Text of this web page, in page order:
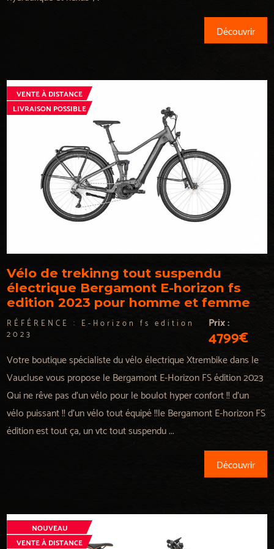
Découvrir
VENTE À DISTANCE
LIVRAISON POSSIBLE
Vélo de trekinng tout suspendu
électrique Bergamont E-horizon fs
edition 2023 pour homme et femme
RÉFÉRENCE : E-Horizon fs edition
2023
Prix :
4799€
Votre boutique spécialiste du vélo électrique Xtrembike dans le
Vaucluse vous propose le Bergamont E-Horizon FS édition 2023
Qui ne rêve pas d'un vélo pour le boulot hyper confort !! d'un
vélo puissant !! d'un vélo tout équipé !!le Bergamont E-horizon FS
édition est tout ça, un vtc tout suspendu ...
Découvrir
NOUVEAU
VENTE À DISTANCE